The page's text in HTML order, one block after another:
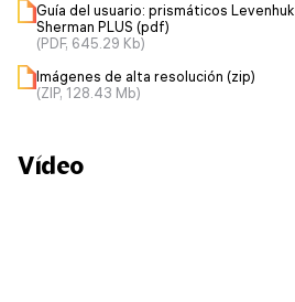
Guía del usuario: prismáticos Levenhuk
Sherman PLUS (pdf)
(PDF, 645.29 Kb)
Imágenes de alta resolución (zip)
(ZIP, 128.43 Mb)
Vídeo